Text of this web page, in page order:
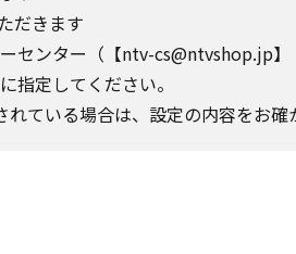
だきます
センター（【ntv-cs@ntvshop.jp
指定してください。
ている場合は、設定の内容をお